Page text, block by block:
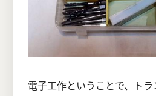
電子工作ということで、ト